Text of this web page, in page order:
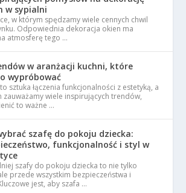
w sypialni
w którym spędzamy wiele cennych chwil
Odpowiednia dekoracja okien ma
atmosferę tego …
w aranżacji kuchni, które
wypróbować
sztuka łączenia funkcjonalności z estetyką, a
zauważamy wiele inspirujących trendów,
to ważne …
szafę do pokoju dziecka:
funkcjonalność i styl w
szafy do pokoju dziecka to nie tylko
przede wszystkim bezpieczeństwa i
jest, aby szafa …